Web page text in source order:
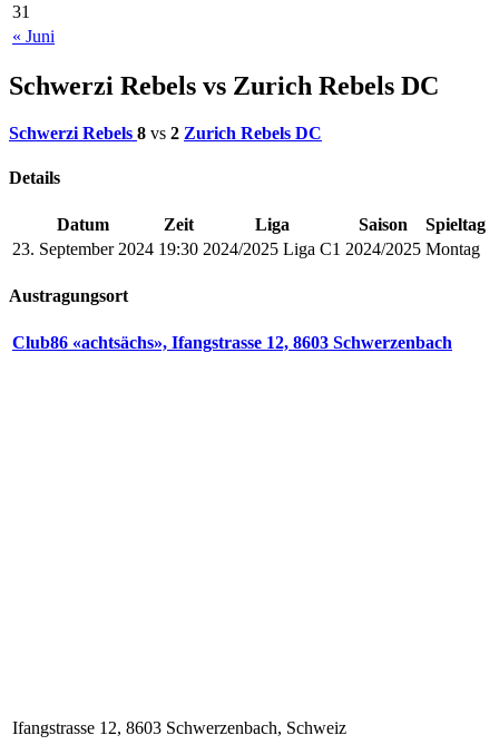
« Juni
31
Schwerzi Rebels vs Zurich Rebels DC
Schwerzi Rebels 8 vs 2 Zurich Rebels DC
Details
Datum Zeit Liga Saison
Spieltag
23. September 2024 19:30 2024/2025 Liga C1 2024/2025 Montag
Austragungsort
Club86 «achtsächs», Ifangstrasse 12, 8603 Schwerzenbach
Ifangstrasse 12, 8603 Schwerzenbach, Schweiz